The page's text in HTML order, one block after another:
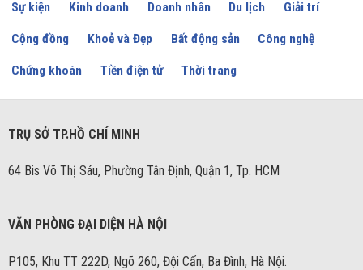
Sự kiện Kinh doanh Doanh nhân Du lịch Giải trí
Cộng đồng Khoẻ và Đẹp Bất động sản Công nghệ
Chứng khoán Tiền điện tử Thời trang
TRỤ SỞ TP.HỒ CHÍ MINH
64 Bis Võ Thị Sáu, Phường Tân Định, Quận 1, Tp. HCM
VĂN PHÒNG ĐẠI DIỆN HÀ NỘI
P105, Khu TT 222D, Ngõ 260, Đội Cấn, Ba Đình, Hà Nội.